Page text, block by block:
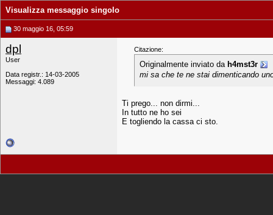
Visualizza messaggio singolo
30 maggio 16, 05:59
dpl
User
Data registr.: 14-03-2005
Messaggi: 4.089
Citazione:
Originalmente inviato da h4mst3r
mi sa che te ne stai dimenticando
Ti prego... non dirmi...
In tutto ne ho sei
E togliendo la cassa ci sto.